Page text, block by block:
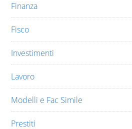
Finanza
Fisco
Investimenti
Lavoro
Modelli e Fac Simile
Prestiti